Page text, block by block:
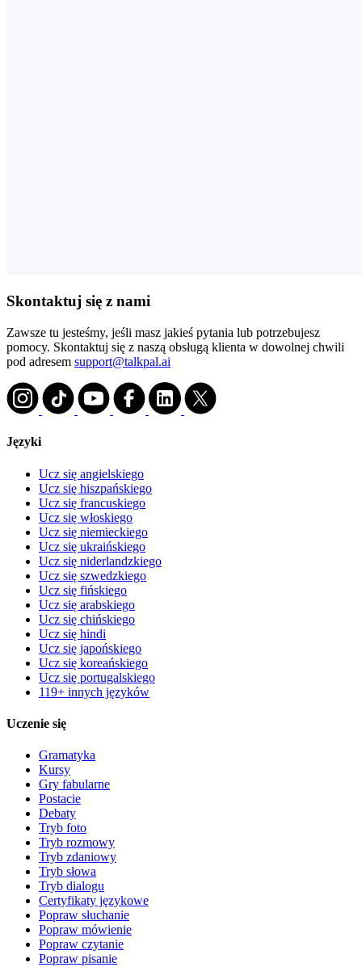
Skontaktuj się z nami
Zawsze tu jesteśmy, jeśli masz jakieś pytania lub potrzebujesz
pomocy. Skontaktuj się z naszą obsługą klienta w dowolnej chwili
pod adresem support@talkpal.ai
Języki
Ucz się angielskiego
Ucz się hiszpańskiego
Ucz się francuskiego
Ucz się włoskiego
Ucz się niemieckiego
Ucz się ukraińskiego
Ucz się niderlandzkiego
Ucz się szwedzkiego
Ucz się fińskiego
Ucz się arabskiego
Ucz się chińskiego
Ucz się hindi
Ucz się japońskiego
Ucz się koreańskiego
Ucz się portugalskiego
119+ innych języków
Uczenie się
Gramatyka
Kursy
Gry fabularne
Postacie
Debaty
Tryb foto
Tryb rozmowy
Tryb zdaniowy
Tryb słowa
Tryb dialogu
Certyfikaty językowe
Popraw słuchanie
Popraw mówienie
Popraw czytanie
Popraw pisanie